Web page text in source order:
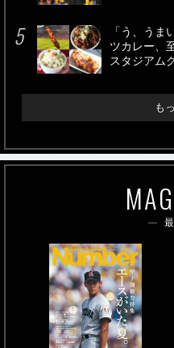
「う、う
ツカレー、
スタジアム
も